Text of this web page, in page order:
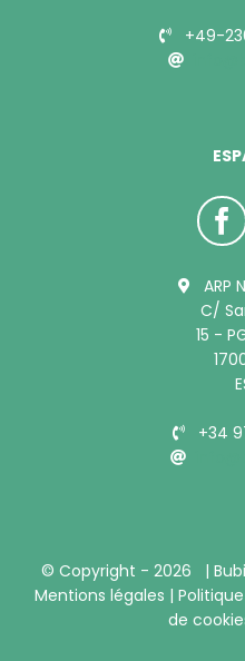
+49-
ARP
C/
15 -
+34
© Copyright - 2026 |
Mentions légales |
de